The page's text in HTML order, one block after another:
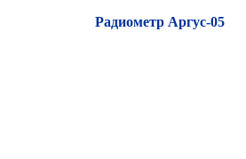
Радиометр Аргус-05